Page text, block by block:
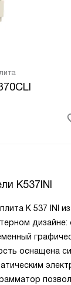
K537INI
K 537 INI
дизайне:
оснащена